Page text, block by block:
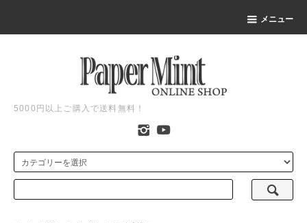
メニュー
5000円以上ご購入で送料無料！